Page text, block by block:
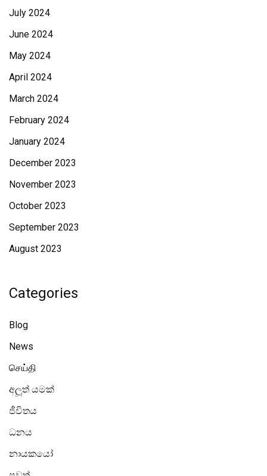
July 2024
June 2024
May 2024
April 2024
March 2024
February 2024
January 2024
December 2023
November 2023
October 2023
September 2023
August 2023
Categories
Blog
News
செய்தி
අලූත් යමක්
ජීවිතය
ධනය
නායකයෝ